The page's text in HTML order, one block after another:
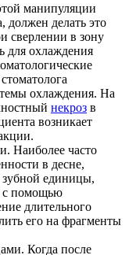
манипуляции
должен делать это
сверлении в зону
для охлаждения
охлаждения. На
некроз в
возникает
Наиболее часто
в десне,
зубной единицы,
с помощью
длительного
его на фрагменты
Когда после